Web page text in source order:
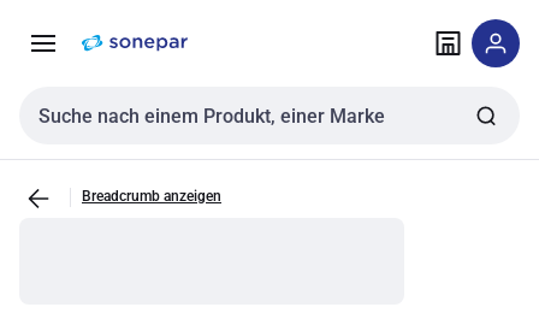
NavigationInhalt
Sucheingabe
Breadcrumb anzeigen